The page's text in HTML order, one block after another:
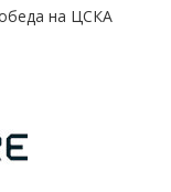
на ЦСКА